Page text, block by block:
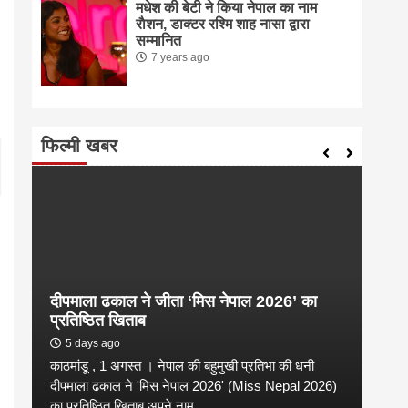
मधेश की बेटी ने किया नेपाल का नाम
राैशन, डाक्टर रश्मि शाह नासा द्वारा
सम्मानित
7 years ago
फिल्मी खबर
दीपमाला ढकाल ने जीता ‘मिस नेपाल 2026’ का
प्रतिष्ठित खिताब
5 days ago
काठमांडू , 1 अगस्त । नेपाल की बहुमुखी प्रतिभा की धनी
दीपमाला ढकाल ने 'मिस नेपाल 2026' (Miss Nepal 2026)